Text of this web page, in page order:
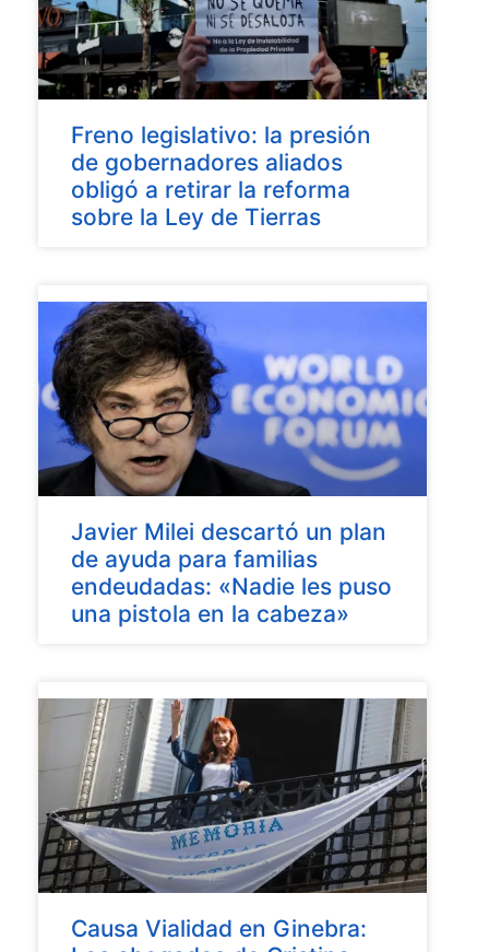
Freno legislativo: la presión
de gobernadores aliados
obligó a retirar la reforma
sobre la Ley de Tierras
Javier Milei descartó un plan
de ayuda para familias
endeudadas: «Nadie les puso
una pistola en la cabeza»
Causa Vialidad en Ginebra: